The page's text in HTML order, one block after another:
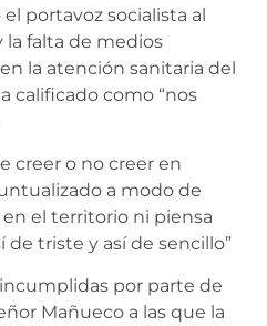
portavoz socialista al
la falta de medios
la atención sanitaria del
calificado como “nos
creer o no creer en
a modo de
en el territorio ni piensa
de triste y así de sencillo”
por parte de
Mañueco a las que la